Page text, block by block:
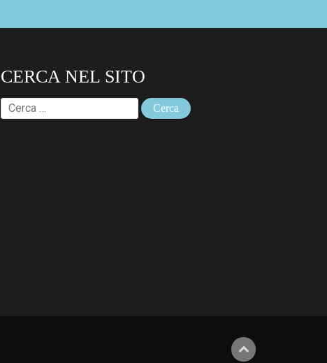
CERCA NEL SITO
Ricerca
per: